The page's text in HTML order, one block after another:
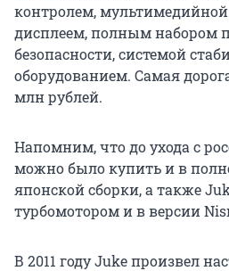
контролем,
дисплеем, полным набором
безопасности, системой
оборудованием. Самая
млн рублей.
Напомним, что до ухода с
можно было купить и в
японской сборки, а также
турбомотором и в версии
В 2011 году Juke произвел